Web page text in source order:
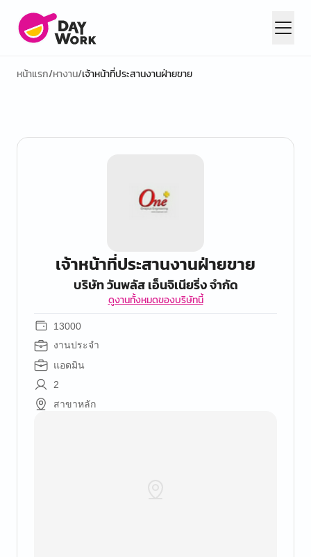
หน้าแรก/หางาน/เจ้าหน้าที่ประสานงานฝ่ายขาย
เจ้าหน้าที่ประสานงานฝ่ายขาย
บริษัท วันพลัส เอ็นจิเนียริ่ง จำกัด
ดูงานทั้งหมดของบริษัทนี้
13000
งานประจำ
แอดมิน
2
สาขาหลัก